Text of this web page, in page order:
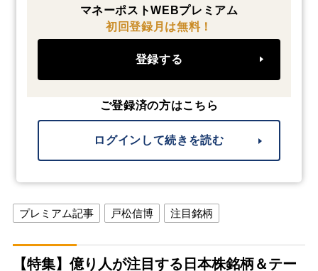
マネーポストWEBプレミアム
初回登録月は無料！
登録する
ご登録済の方はこちら
ログインして続きを読む
プレミアム記事 戸松信博 注目銘柄
【特集】億り人が注目する日本株銘柄＆テー